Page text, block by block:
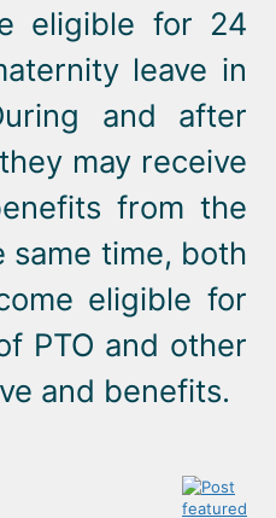
eligible for 24
leave in
and after
may receive
from the
same time, both
eligible for
PTO and other
and benefits.